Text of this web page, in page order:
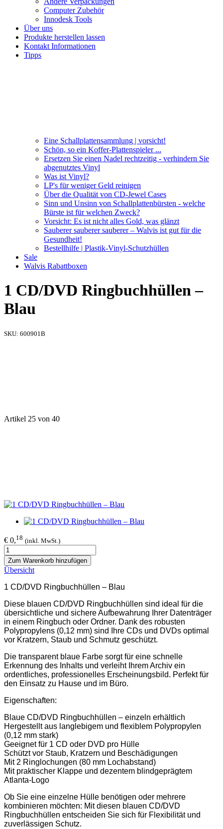
Computer Zubehör
Innodesk Tools
Über uns
Produkte herstellen lassen
Kontakt Informationen
Tipps
Eine Schallplattensammlung | vorsicht!
Schön, so ein Koffer-Plattenspieler ...
Ersetzen Sie einen Nadel rechtzeitig - verhindern Sie
abgenutztes Vinyl
Was ist Vinyl?
LP's für weniger Geld reinigen
Über die Qualität von CD-Jewel Cases
Sinn und Unsinn von Schallplattenbürsten - welche
Bürste ist für welchen Zweck?
Vorsicht: Es ist nicht alles Gold, was glänzt
Sauberer sauberer sauberer – Walvis ist gut für die
Gesundheit!
Bestellhilfe | Plastik-Vinyl-Schutzhüllen
Sale
Walvis Rabattboxen
1 CD/DVD Ringbuchhüllen –
Blau
SKU: 600901B
Artikel 25 von 40
€ 0,18 (inkl. MwSt.)
Zum Warenkorb hinzufügen
Übersicht
1 CD/DVD Ringbuchhüllen – Blau
Diese blauen CD/DVD Ringbuchhüllen sind ideal für die
übersichtliche und sichere Aufbewahrung Ihrer Datenträger
in einem Ringbuch oder Ordner. Dank des robusten
Polypropylens (0,12 mm) sind Ihre CDs und DVDs optimal
vor Kratzern, Staub und Schmutz geschützt.
Die transparent blaue Farbe sorgt für eine schnelle
Erkennung des Inhalts und verleiht Ihrem Archiv ein
ordentliches, professionelles Erscheinungsbild. Perfekt für
den Einsatz zu Hause und im Büro.
Eigenschaften:
Blaue CD/DVD Ringbuchhüllen – einzeln erhältlich
Hergestellt aus langlebigem und flexiblem Polypropylen
(0,12 mm stark)
Geeignet für 1 CD oder DVD pro Hülle
Schützt vor Staub, Kratzern und Beschädigungen
Mit 2 Ringlochungen (80 mm Lochabstand)
Mit praktischer Klappe und dezentem blindgeprägtem
Atlanta-Logo
Ob Sie eine einzelne Hülle benötigen oder mehrere
kombinieren möchten: Mit diesen blauen CD/DVD
Ringbuchhüllen entscheiden Sie sich für Flexibilität und
zuverlässigen Schutz.